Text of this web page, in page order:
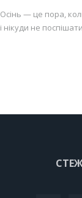
Осінь — це пора,
і нікуди не